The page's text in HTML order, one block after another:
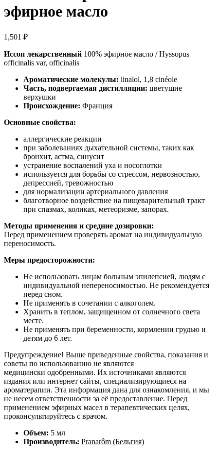
эфирное масло
1,501 ₽
Иссоп лекарственный 100% эфирное масло / Hyssopus
officinalis var, officinalis
Ароматические молекулы: linalol, 1,8 cinéole
Часть, подвергаемая дистилляции: цветущие
верхушки
Происхождение: Франция
Основные свойства:
аллергические реакции
при заболеваниях дыхательной системы, таких как
бронхит, астма, синусит
устранение воспалений уха и носоглотки
используется для борьбы со стрессом, нервозностью,
депрессией, тревожностью
для нормализации артериального давления
благотворное воздействие на пищеварительный тракт
при спазмах, коликах, метеоризме, запорах.
Методы применения и средние дозировки:
Перед применением проверять аромат на индивидуальную
переносимость.
Меры предосторожности:
Не использовать лицам больным эпилепсией, людям с
индивидуальной непереносимостью. Не рекомендуется
перед сном.
Не применять в сочетании с алкоголем.
Хранить в теплом, защищенном от солнечного света
месте.
Не применять при беременности, кормлении грудью и
детям до 6 лет.
Предупреждение! Выше приведенные свойства, показания и
советы по использованию не являются
медицински одобренными. Их источниками являются
издания или интернет сайты, специализирующиеся на
ароматерапии. Эта информация дана для ознакомления, и мы
не несем ответственности за её предоставление. Перед
применением эфирных масел в терапевтических целях,
проконсультируйтесь с врачом.
Объем: 5 мл
Производитель: Pranarôm (Бельгия)